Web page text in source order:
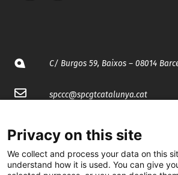
C/ Burgos 59, Baixos – 08014
spccc@spcgtcatalunya.cat
@CGTCatalunya
Privacy on this site
We collect and process your data on this
understand how it is used. You can give